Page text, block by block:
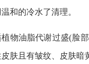
和的冷水了清理。
物油脂代谢过盛(脸
肤且有皱纹、皮肤暗